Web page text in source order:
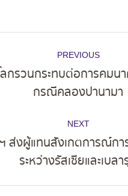
PREVIOUS
post:
กรวนกระทบต่อการคมนา
กรณีคลองปานามา
NEXT
post:
ส่งผู้แทนสังเกตการณ์กา
ระหว่างรัสเซียและเบล